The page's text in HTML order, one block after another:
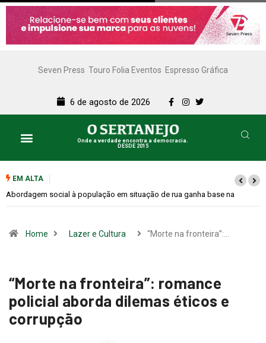
Seven Press Touro Folia Eventos Espresso Gráfica
6 de agosto de 2026
Onde a verdade encontra a democracia.
DESDE 2015
EM ALTA
na Cemitérios terão horário especial e missas no Dia dos Pais
Home Lazer e Cultura “Morte na fronteira”:…
“Morte na fronteira”: romance
policial aborda dilemas éticos e
corrupção